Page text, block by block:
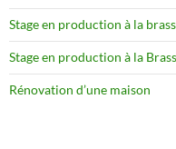
Stage en production à la
Stage en production à la
Rénovation d’une maison